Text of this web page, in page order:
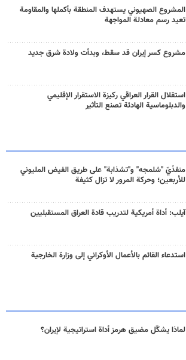
المشروع الصهيوني يستهدف المنطقة بأكملها والمقاومة
تعيد رسم معادلة المواجهة
مشروع كسر إيران قد سقط، وبدأت ولادة شرق جديد
استقلال القرار العراقي ركيزة الاستقرار الإقليمي
والدبلوماسية الهادئة تصنع التأثير
منفذَيّ "شلمجه" و"تشذابة" على طريق الفيض المليوني
للأربعين؛ وحركة المرور لا تزال كثيفة
آيلب: أداة أمريكية لتدريب قادة العراق المستقبليين
استدعاء القائم بالأعمال الأوكراني إلى وزارة الخارجية
لماذا يشكّل مضيق هرمز أداة استراتيجية لإيران؟